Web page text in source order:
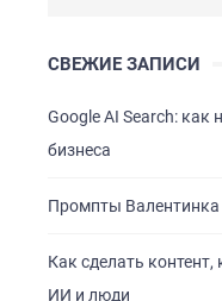
СВЕЖИЕ ЗАПИСИ
Google AI Search: как
бизнеса
Промпты Валентинка
Как сделать
ИИ и люди